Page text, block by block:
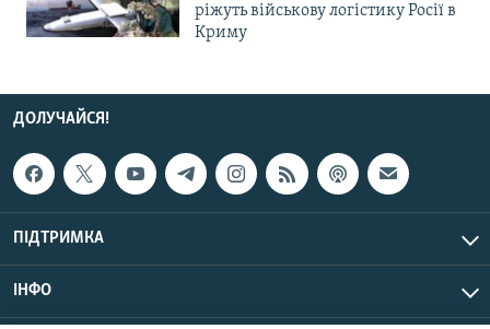
ріжуть військову логістику Росії в
Криму
ДОЛУЧАЙСЯ!
ПІДТРИМКА
ІНФО